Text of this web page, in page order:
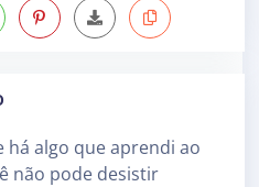
há algo que aprendi ao
não pode desistir